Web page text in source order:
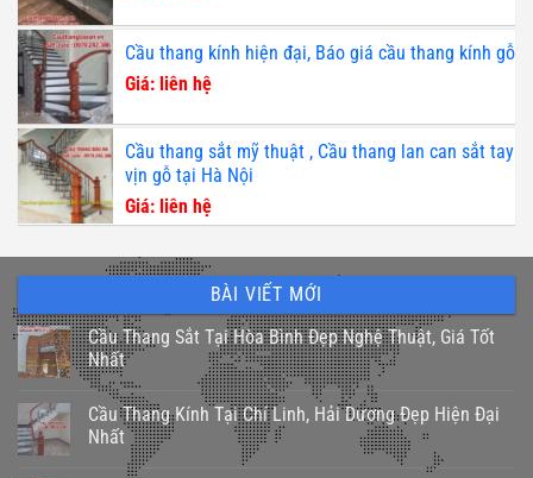
Cầu thang kính hiện đại, Báo giá cầu thang kính gỗ
Giá: liên hệ
Cầu thang sắt mỹ thuật , Cầu thang lan can sắt tay
vịn gỗ tại Hà Nội
Giá: liên hệ
BÀI VIẾT MỚI
Cầu Thang Sắt Tại Hòa Bình Đẹp Nghệ Thuật, Giá Tốt
Nhất
Cầu Thang Kính Tại Chí Linh, Hải Dương Đẹp Hiện Đại
Nhất